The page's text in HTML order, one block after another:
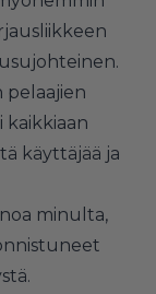
pelaajien
kaikkiaan
käyttäjää ja
minulta,